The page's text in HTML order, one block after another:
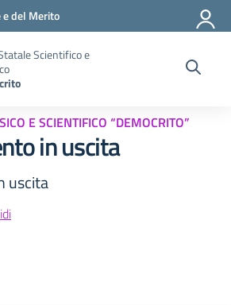
del Merito
Scientifico e
E SCIENTIFICO “DEMOCRITO”
in uscita
uscita